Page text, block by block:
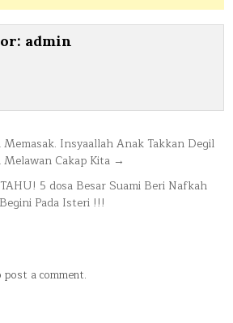
admin
Insyaallah Anak Takkan Degil
Melawan Cakap Kita →
5 dosa Besar Suami Beri Nafkah
Begini Pada Isteri !!!
post a comment.